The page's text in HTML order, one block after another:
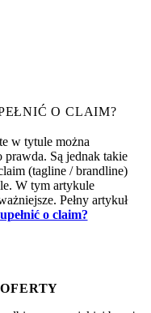
O CLAIM?
w tytule można
Są jednak takie
(tagline / brandline)
W tym artykule
Pełny artykuł
o claim?